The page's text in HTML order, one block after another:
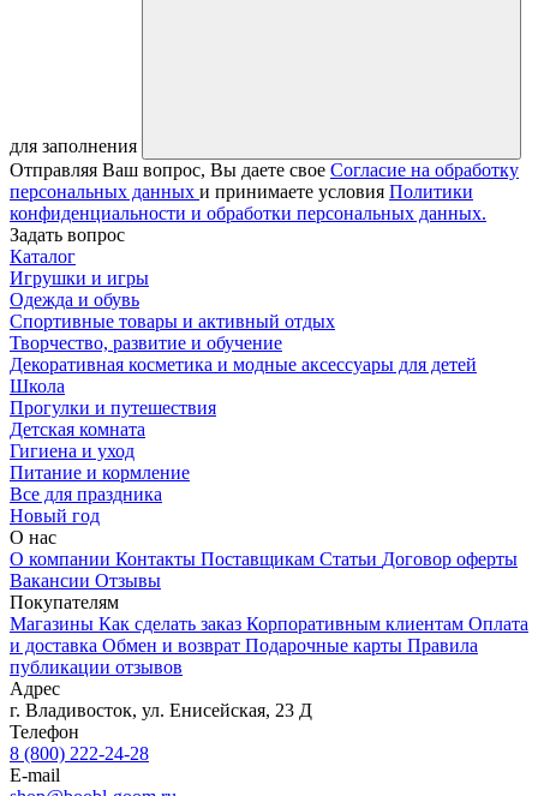
для заполнения
Отправляя Ваш вопрос, Вы даете свое Согласие на обработку
персональных данных и принимаете условия Политики
конфиденциальности и обработки персональных данных.
Задать вопрос
Каталог
Игрушки и игры
Одежда и обувь
Спортивные товары и активный отдых
Творчество, развитие и обучение
Декоративная косметика и модные аксессуары для детей
Школа
Прогулки и путешествия
Детская комната
Гигиена и уход
Питание и кормление
Все для праздника
Новый год
О нас
О компании Контакты Поставщикам Статьи Договор оферты
Вакансии Отзывы
Покупателям
Магазины Как сделать заказ Корпоративным клиентам Оплата
и доставка Обмен и возврат Подарочные карты Правила
публикации отзывов
Адрес
г. Владивосток, ул. Енисейская, 23 Д
Телефон
8 (800) 222-24-28
E-mail